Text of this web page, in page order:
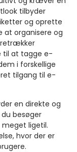
tilbyder
og oprette
at organisere og
til at tagge e-
i forskellige
tilgang til e-
en direkte og
besøger
ligetil.
hvor der er